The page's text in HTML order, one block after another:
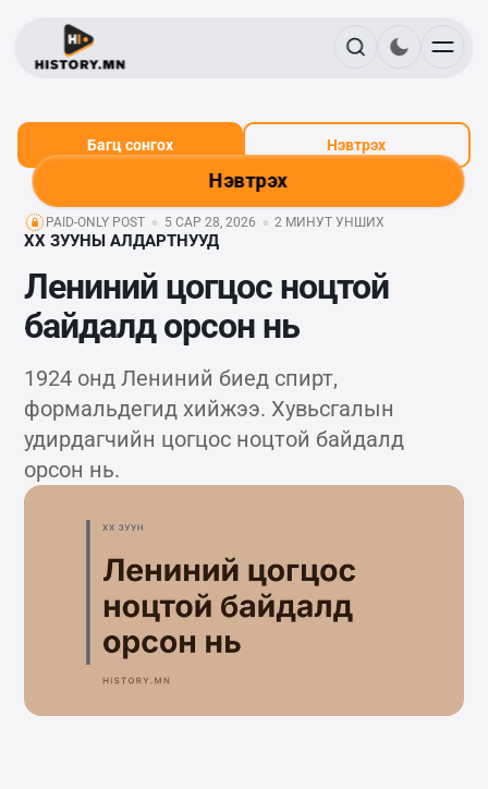
Нэвтрэх
Багц сонгох Нэвтрэх
PAID-ONLY POST 5 САР 28, 2026 2 МИНУТ УНШИХ
XX ЗУУНЫ АЛДАРТНУУД
Лениний цогцос ноцтой
байдалд орсон нь
1924 онд Лениний биед спирт,
формальдегид хийжээ. Хувьсгалын
удирдагчийн цогцос ноцтой байдалд
орсон нь.